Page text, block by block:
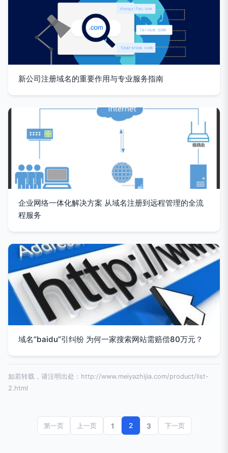
新公司注册域名的重要作用与专业服务指南
企业网络一体化解决方案 从域名注册到远程管理的全流
程服务
域名“baidu”引纠纷 为何一家搜索网站需赔偿80万元？
如若转载，请注明出处：http://www.meiyazhijia.com/product/list-
2.html
第一页 上一页 1 2 3 下一页